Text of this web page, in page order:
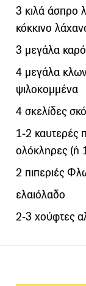
3 κιλά άσπρο
κόκκινο
3 μεγάλα
4 μεγάλα
ψιλοκομμένα
4 σκελίδες
1-2 καυτερές
ολόκληρες (ή
2 πιπεριές
ελαιόλαδο
2-3 χούφτες